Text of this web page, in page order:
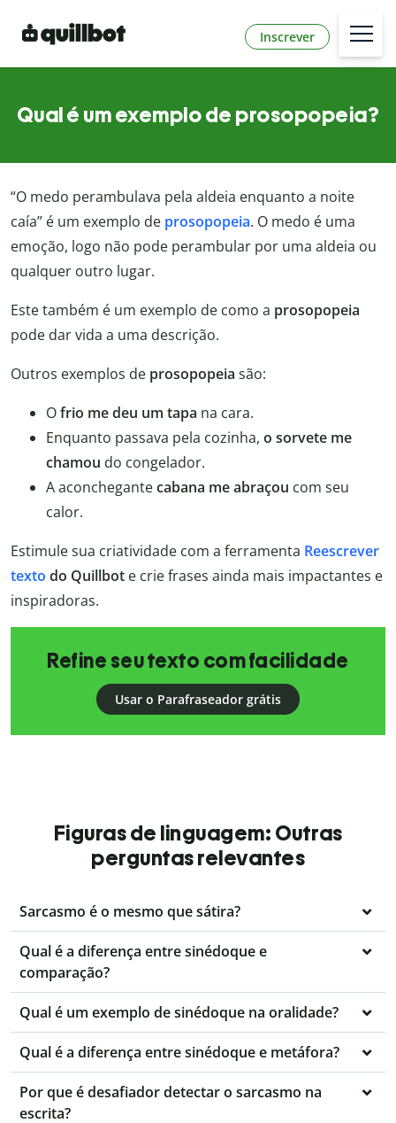
Inscrever
Qual é um exemplo de prosopopeia?
“O medo perambulava pela aldeia enquanto a noite
caía” é um exemplo de prosopopeia. O medo é uma
emoção, logo não pode perambular por uma aldeia ou
qualquer outro lugar.
Este também é um exemplo de como a prosopopeia
pode dar vida a uma descrição.
Outros exemplos de prosopopeia são:
Ofrio me deu um tapa na cara.
Enquanto passava pela cozinha, o sorvete me
chamou do congelador.
A aconchegantecabana me abraçou com seu
calor.
Estimule sua criatividade com a ferramenta Reescrever
texto do Quillbot e crie frases ainda mais impactantes e
inspiradoras.
Refine seu texto com facilidade
Usar o Parafraseador grátis
Figuras de linguagem: Outras
perguntas relevantes
Sarcasmo é o mesmo que sátira?
Qual é a diferença entre sinédoque e
comparação?
Qual é um exemplo de sinédoque na oralidade?
Qual é a diferença entre sinédoque e metáfora?
Por que é desafiador detectar o sarcasmo na
escrita?